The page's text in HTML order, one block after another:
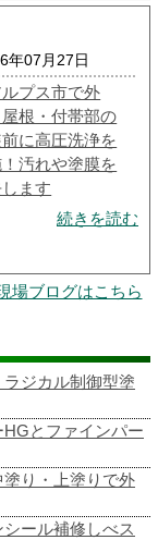
年07月27日
プス市で外
根・付帯部の
に高圧洗浄を
汚れや塗膜を
ます
続きを読む
場ブログはこちら
ジカル制御型塗
とファインパー
り・上塗りで外
ール補修しべス